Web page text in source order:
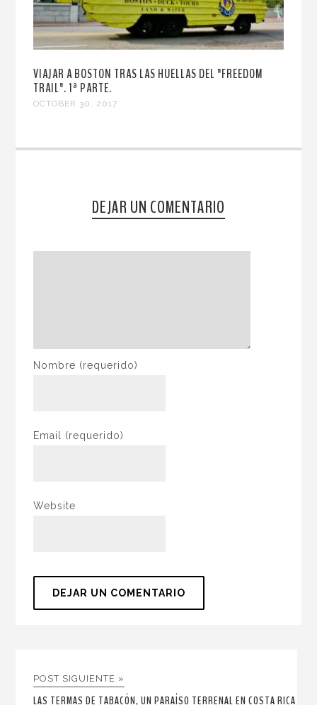
VIAJAR A BOSTON TRAS LAS HUELLAS DEL "FREEDOM
TRAIL". 1ª PARTE.
OCTOBER 30, 2017
DEJAR UN COMENTARIO
Nombre (requerido)
Email (requerido)
Website
POST SIGUIENTE »
LAS TERMAS DE TABACÓN, UN PARAÍSO TERRENAL EN COSTA RICA